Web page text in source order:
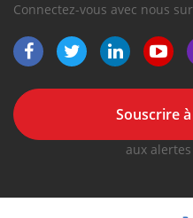
Connectez-vous avec nous
Souscrire
aux